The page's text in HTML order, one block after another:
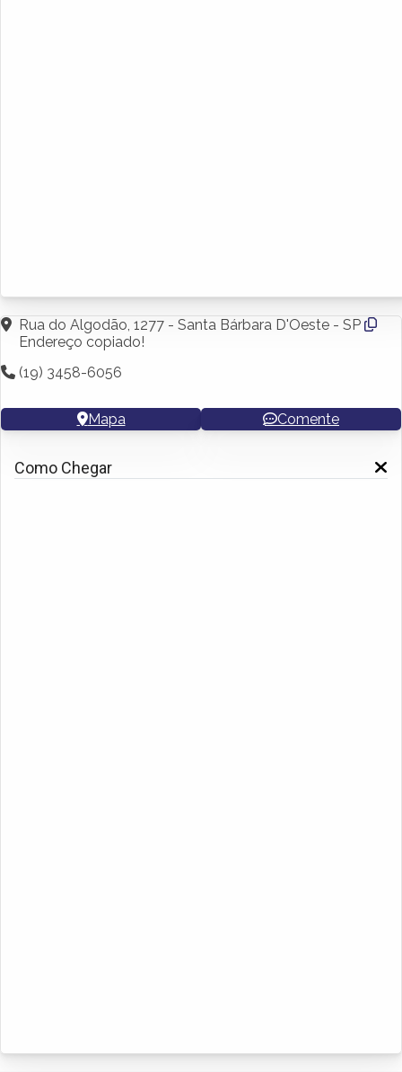
Rua do Algodão, 1277 - Santa Bárbara D'Oeste - SP
Endereço copiado!
(19) 3458-6056
Mapa Comente
Como Chegar